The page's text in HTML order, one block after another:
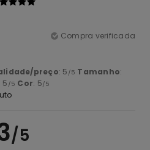
Compra verificada
preço: 5 /5 Tamanho:
: 5 /5 Cor: 5/5
/5